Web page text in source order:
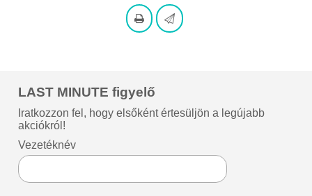
LAST MINUTE figyelő
Iratkozzon fel, hogy elsőként értesüljön a legújabb
akciókról!
Vezetéknév